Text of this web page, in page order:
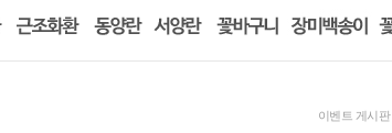
이벤트 게시판